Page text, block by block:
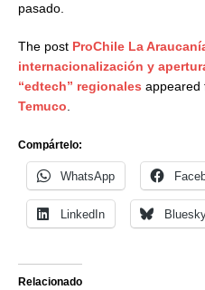
pasado.
The post ProChile La
internacionalización y
“edtech” regionales appeared
Temuco
Compártelo:
WhatsApp
LinkedIn
Relacionado